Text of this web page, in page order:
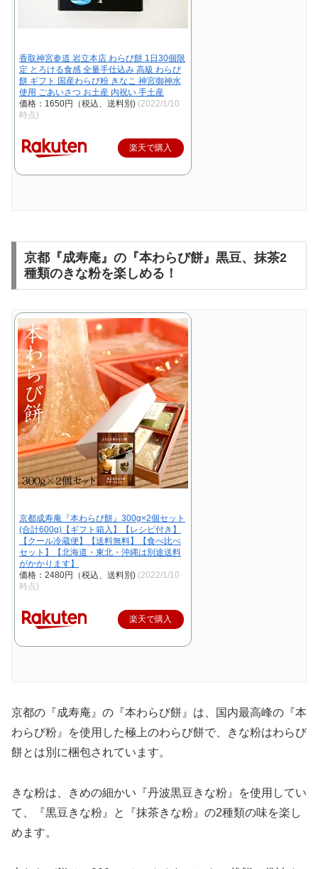
香取神宮参道 岩立本店 わらび餅 1日30個限
定 とろける食感 全量手仕込み 高級 わらび
餅 ギフト 国産わらび粉 きなこ 神宮御神水
使用 ごあいさつ お土産 内祝い 手土産
価格：1650円（税込、送料別) (2022/1/10
時点)
楽天で購入
京都『成寿庵』の『本わらび餅』黒豆、抹茶2
種類のきな粉を楽しめる！
京都成寿庵『本わらび餅』300g×2個セット
(合計600g)【ギフト箱入】【レシピ付き】
【クール冷蔵便】【送料無料】【食べ比べ
セット】【北海道・東北・沖縄は別途送料
がかかります】
価格：2480円（税込、送料別) (2022/1/10
時点)
楽天で購入
京都の『成寿庵』の『本わらび餅』は、国内最高峰の『本
わらび粉』を使用した極上のわらび餅で、きな粉はわらび
餅とは別に梱包されています。
きな粉は、きめの細かい『丹波黒豆きな粉』を使用してい
て、『黒豆きな粉』と『抹茶きな粉』の2種類の味を楽し
めます。